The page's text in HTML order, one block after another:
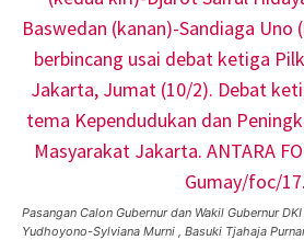
Pasangan Calon Gubernur dan Wakil Gubernur
Yudhoyono-Sylviana Murni , Basuki Tjahaja